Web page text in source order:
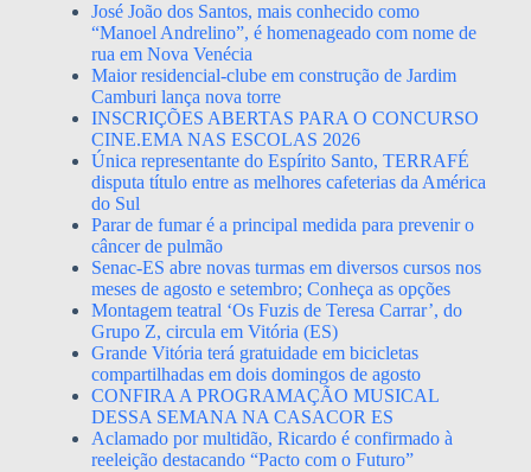
José João dos Santos, mais conhecido como
“Manoel Andrelino”, é homenageado com nome de
rua em Nova Venécia
Maior residencial-clube em construção de Jardim
Camburi lança nova torre
INSCRIÇÕES ABERTAS PARA O CONCURSO
CINE.EMA NAS ESCOLAS 2026
Única representante do Espírito Santo, TERRAFÉ
disputa título entre as melhores cafeterias da América
do Sul
Parar de fumar é a principal medida para prevenir o
câncer de pulmão
Senac-ES abre novas turmas em diversos cursos nos
meses de agosto e setembro; Conheça as opções
Montagem teatral ‘Os Fuzis de Teresa Carrar’, do
Grupo Z, circula em Vitória (ES)
Grande Vitória terá gratuidade em bicicletas
compartilhadas em dois domingos de agosto
CONFIRA A PROGRAMAÇÃO MUSICAL
DESSA SEMANA NA CASACOR ES
Aclamado por multidão, Ricardo é confirmado à
reeleição destacando “Pacto com o Futuro”